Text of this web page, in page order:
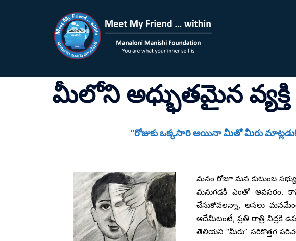
మీలోని అధ్భుతమైన వ్యక్తి
"రోజుకు ఒక్కసారి అయినా మీతో మీరు
మనం రోజూ మన కుటుంబ
మనుగడకి ఎంతో అవసరం.
చేసుకోవలన్నా, అసలు
ఆదేమిటంటే, ప్రతి రాత్రి నిద్రకి
తెలియని “మీరు” సరికొత్తగ